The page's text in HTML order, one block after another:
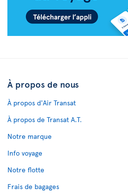
À propos de nous
À propos d'Air Transat
À propos de Transat A.T.
Notre marque
Info voyage
Notre flotte
Frais de bagages